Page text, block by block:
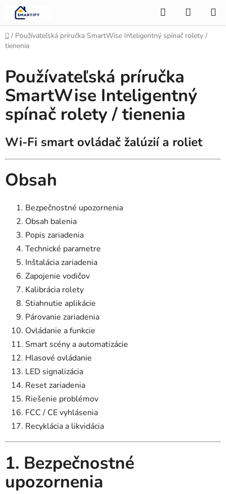
Prejsť
obsah
Hľadať
KOŠÍK
Domov
/ Používateľská príručka SmartWise Inteligentný spínač rolety /
tienenia
Používateľská príručka
SmartWise Inteligentný
spínač rolety / tienenia
Wi-Fi smart ovládač žalúzií a roliet
Obsah
Bezpečnostné upozornenia
Obsah balenia
Popis zariadenia
Technické parametre
Inštalácia zariadenia
Zapojenie vodičov
Kalibrácia rolety
Stiahnutie aplikácie
Párovanie zariadenia
Ovládanie a funkcie
Smart scény a automatizácie
Hlasové ovládanie
LED signalizácia
Reset zariadenia
Riešenie problémov
FCC / CE vyhlásenia
Recyklácia a likvidácia
1. Bezpečnostné
upozornenia